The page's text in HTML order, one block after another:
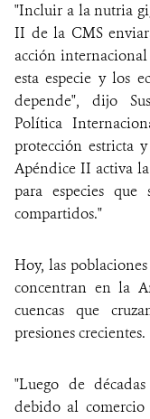
"Incluir a la nutria
II de la CMS
acción
esta especie y los
depende", dijo
Política
protección estricta
Apéndice II activa
para especies que
compartidos."
Hoy, las
concentran en la
cuencas que
presiones crecientes.
"Luego de
debido al comercio